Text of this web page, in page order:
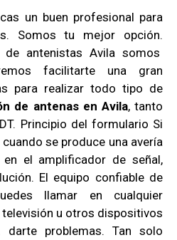
un buen profesional para
Somos tu mejor opción.
de antenistas Avila somos
facilitarte una gran
para realizar todo tipo de
de antenas en Avila, tanto
Principio del formulario Si
se produce una avería
el amplificador de señal,
El equipo confiable de
llamar en cualquier
u otros dispositivos
darte problemas. Tan solo